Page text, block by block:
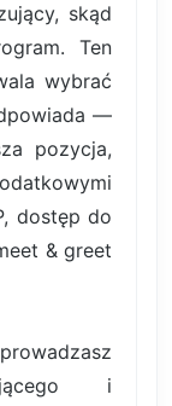
skąd
Ten
wybrać
—
pozycja,
dostęp do
& greet
i